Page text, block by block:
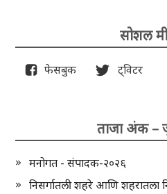
सोशल
फेसबुक ट्विटर
ताजा अंक –
मनोगत - संपादक-२०२६
निसर्गातली शहरे आणि शहरातला